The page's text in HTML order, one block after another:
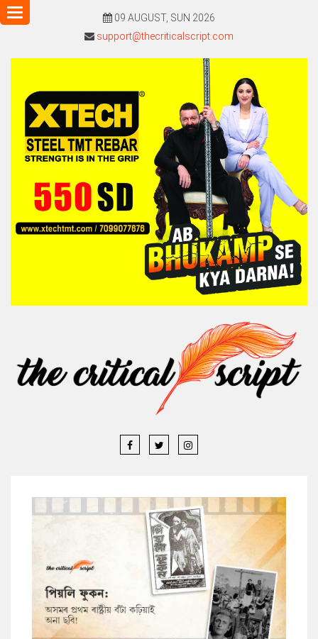
09 AUGUST, SUN 2026
support@thecriticalscript.com
Toggle
navigation